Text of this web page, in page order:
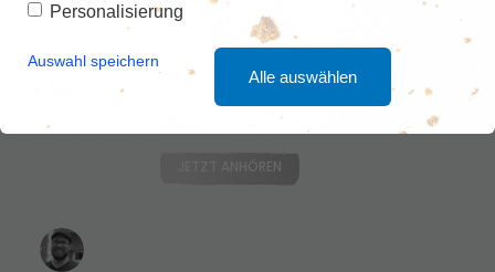
4,5 Sterne auf Apple
JETZT ANHÖREN
Personalisierung
Auswahl speichern
Alle auswählen